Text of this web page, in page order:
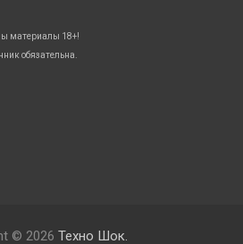
материалы 18+!
обязательна.
© 2026 Техно Шок.